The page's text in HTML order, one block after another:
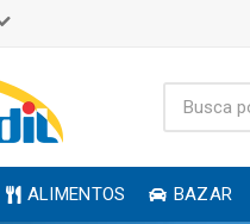
ALIMENTOS BAZAR